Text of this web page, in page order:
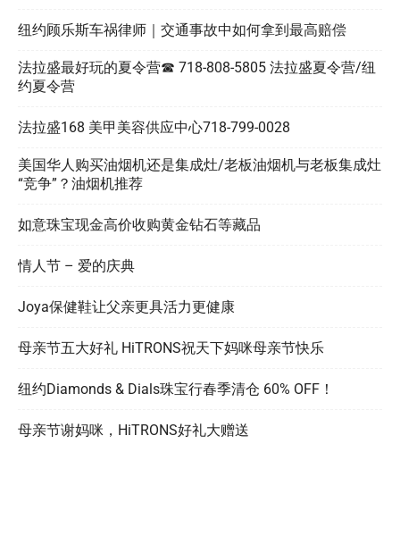
纽约顾乐斯车祸律师｜交通事故中如何拿到最高赔偿
法拉盛最好玩的夏令营☎ 718-808-5805 法拉盛夏令营/纽
约夏令营
法拉盛168 美甲美容供应中心718-799-0028
美国华人购买油烟机还是集成灶/老板油烟机与老板集成灶
“竞争”？油烟机推荐
如意珠宝现金高价收购黄金钻石等藏品
情人节 – 爱的庆典
Joya保健鞋让父亲更具活力更健康
母亲节五大好礼 HiTRONS祝天下妈咪母亲节快乐
纽约Diamonds & Dials珠宝行春季清仓 60% OFF！
母亲节谢妈咪，HiTRONS好礼大赠送